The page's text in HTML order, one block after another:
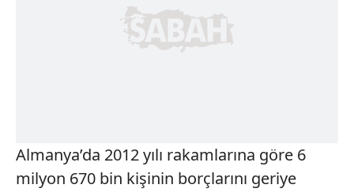
Almanya’da 2012 yılı rakamlarına göre 6
milyon 670 bin kişinin borçlarını geriye